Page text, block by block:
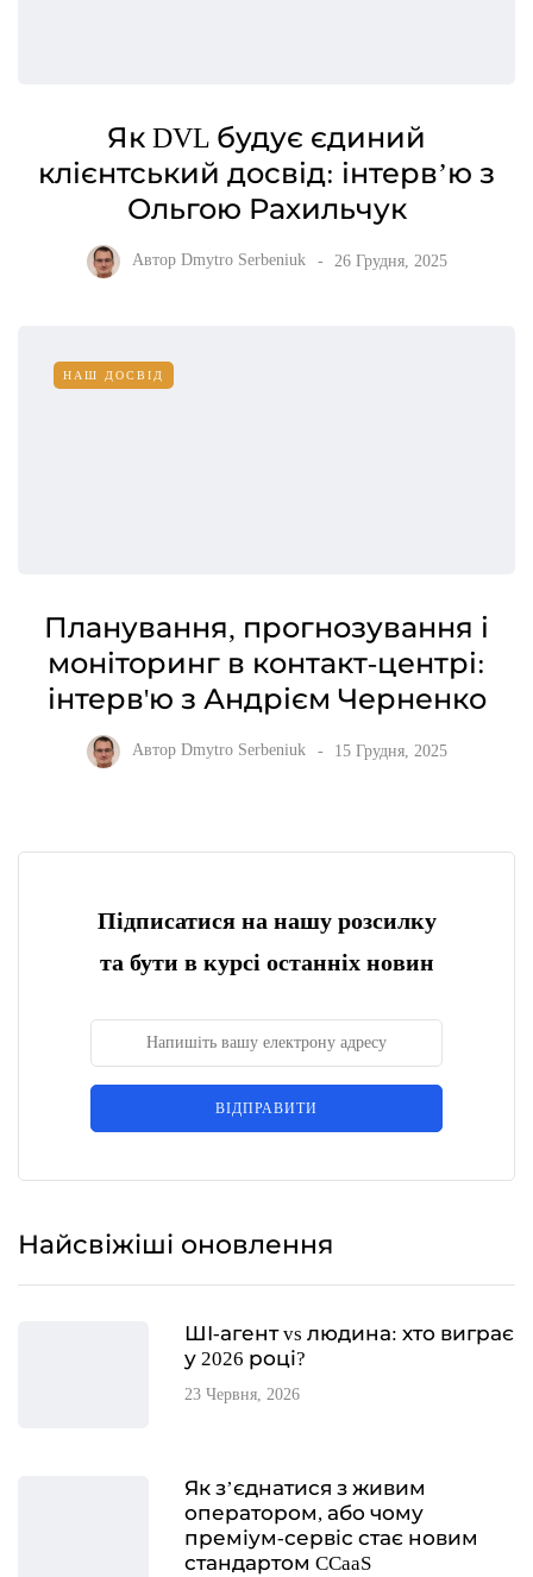
Як DVL будує єдиний
клієнтський досвід: інтерв’ю з
Ольгою Рахильчук
Автор Dmytro Serbeniuk 26 Грудня, 2025
НАШ ДОСВІД
Планування, прогнозування і
моніторинг в контакт-центрі:
інтерв'ю з Андрієм Черненко
Автор Dmytro Serbeniuk 15 Грудня, 2025
Підписатися на нашу розсилку
та бути в курсі останніх новин
ВІДПРАВИТИ
Найсвіжіші оновлення
ШІ-агент vs людина: хто виграє
у 2026 році?
23 Червня, 2026
Як з’єднатися з живим
оператором, або чому
преміум-сервіс стає новим
стандартом CCaaS